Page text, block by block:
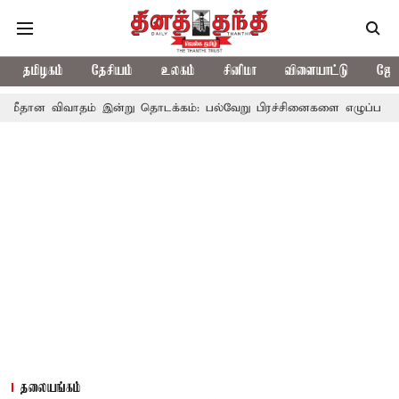
தமிழகம் தேசியம் உலகம் சினிமா விளையாட்டு
இன்று தொடக்கம்: பல்வேறு பிரச்சினைகளை எழுப்ப
தலையங்கம்